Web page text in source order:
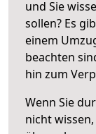
und Sie
sollen? Es
einem
beachten
hin zum
Wenn Sie
nicht